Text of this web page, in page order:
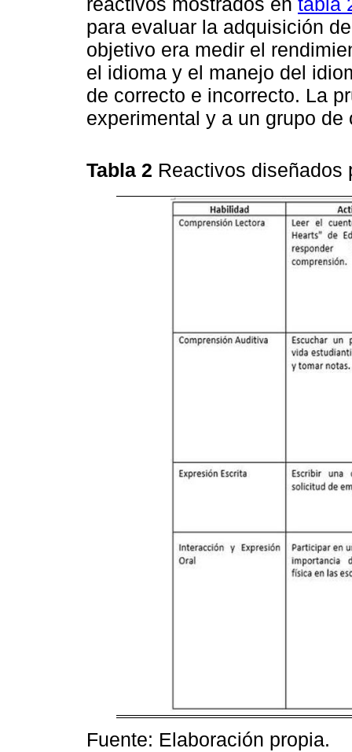
para evaluar la adquisición
objetivo era medir el
el idioma y el manejo del
de correcto e incorrecto. La
experimental y a un grupo
Tabla 2 Reactivos
Fuente: Elaboración propia.